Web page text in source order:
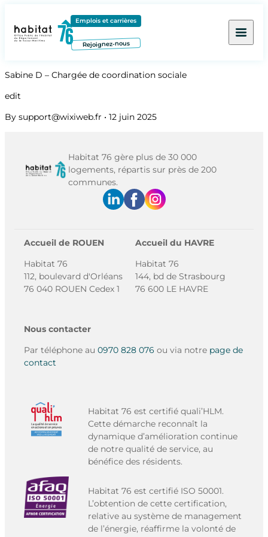
Emplois et carrières
Rejoignez-nous
Sabine D – Chargée de coordination sociale
edit
By support@wixiweb.fr • 12 juin 2025
Habitat 76 gère plus de 30 000
logements, répartis sur près de 200
communes.
Accueil de ROUEN
Habitat 76
112, boulevard d'Orléans
76 040 ROUEN Cedex 1
Accueil du HAVRE
Habitat 76
144, bd de Strasbourg
76 600 LE HAVRE
Nous contacter
Par téléphone au 0970 828 076 ou via notre page de
contact
Habitat 76 est certifié quali’HLM.
Cette démarche reconnaît la
dynamique d’amélioration continue
de notre qualité de service, au
bénéfice des résidents.
Habitat 76 est certifié ISO 50001.
L’obtention de cette certification,
relative au système de management
de l’énergie, réaffirme la volonté de